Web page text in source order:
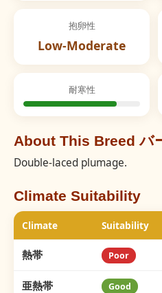
抱卵性
Low-Moderate
耐寒性
About This Breed バ
Double-laced plumage.
Climate Suitability
Climate Suitability
熱帯 Poor
亜熱帯 Good